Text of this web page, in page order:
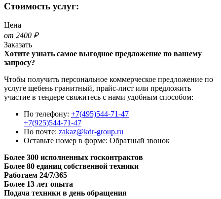
Стоимость услуг:
Цена
от 2400 ₽
Заказать
Хотите узнать самое выгодное предложение по вашему
запросу?
Чтобы получить персональное коммерческое предложение по
услуге щебень гранитный, прайс-лист или предложить
участие в тендере свяжитесь с нами удобным способом:
По телефону: +7(495)544-71-47
+7(925)544-71-47
По почте: zakaz@kdr-group.ru
Оставьте номер в форме: Обратный звонок
Более 300 исполненных госконтрактов
Более 80 единиц собственной техники
Работаем 24/7/365
Более 13 лет опыта
Подача техники в день обращения